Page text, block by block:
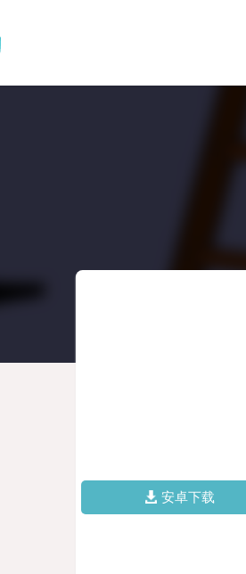
安卓下载